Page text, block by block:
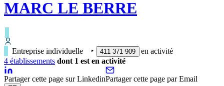
MARC LE BERRE
Entreprise individuelle ‣ 411 371 909
en activité
4 établissements dont 1 est en activité
Partager cette page sur LinkedinPartager cette page par Email